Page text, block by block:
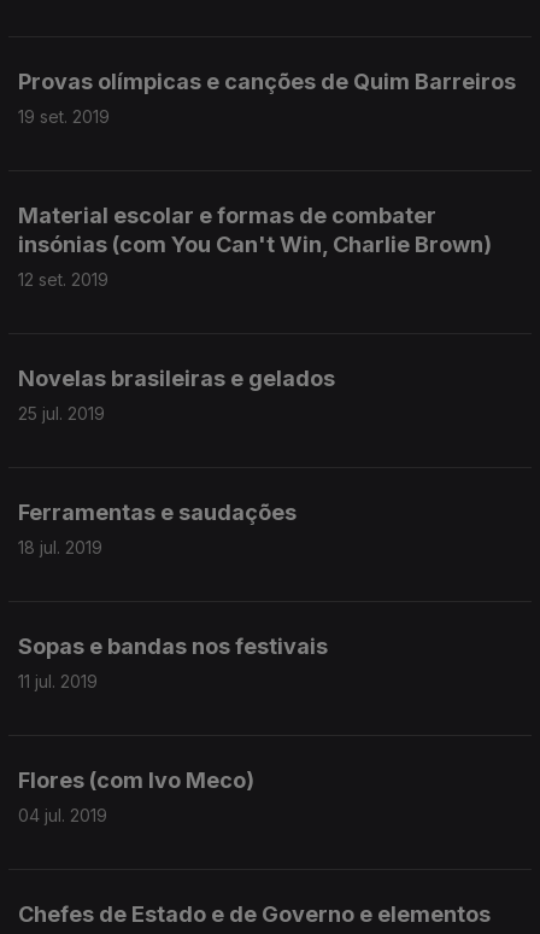
Provas olímpicas e canções de Quim Barreiros
19 set. 2019
Material escolar e formas de combater
insónias (com You Can't Win, Charlie Brown)
12 set. 2019
Novelas brasileiras e gelados
25 jul. 2019
Ferramentas e saudações
18 jul. 2019
Sopas e bandas nos festivais
11 jul. 2019
Flores (com Ivo Meco)
04 jul. 2019
Chefes de Estado e de Governo e elementos